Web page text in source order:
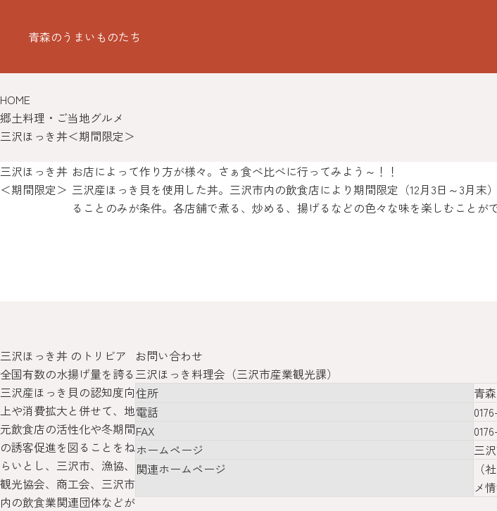
青森のうまいものたち
HOME
郷土料理・ご当地グルメ
三沢ほっき丼＜期間限定＞
三沢ほっき丼
＜期間限定＞
お店によって作り方が様々。さぁ食べ比べに行ってみよう～！！
三沢産ほっき貝を使用した丼。三沢市内の飲食店により期間限定（12月3日～3月
ることのみが条件。各店舗で煮る、炒める、揚げるなどの色々な味を楽しむことが
三沢ほっき丼 のトリビア
全国有数の水揚げ量を誇る
三沢産ほっき貝の認知度向
上や消費拡大と併せて、地
元飲食店の活性化や冬期間
の誘客促進を図ることをね
らいとし、三沢市、漁協、
観光協会、商工会、三沢市
内の飲食業関連団体などが
お問い合わせ
三沢ほっき料理会（三沢市産業観光課）
住所
青
電話
FAX
ホームページ
三
関連ホームページ
（
メ